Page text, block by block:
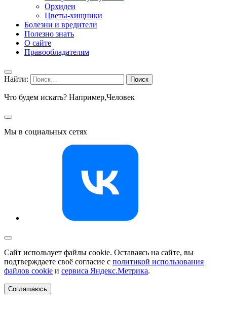
Орхидеи
Цветы-хищники
Болезни и вредители
Полезно знать
О сайте
Правообладателям
Найти:
Что будем искать? Например,Человек
Мы в социальных сетях
Сайт использует файлы cookie. Оставаясь на сайте, вы
подтверждаете своё согласие с политикой использования
файлов cookie и сервиса Яндекс.Метрика.
Соглашаюсь